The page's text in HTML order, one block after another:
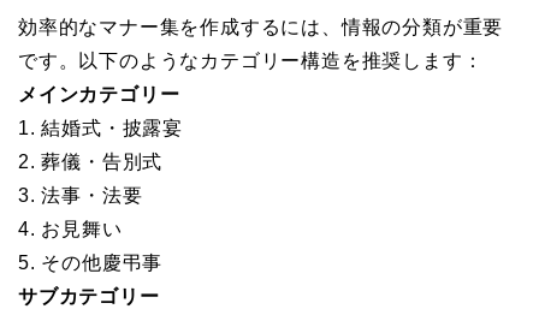
効率的なマナー集を作成するには、情報の分類が重要
です。以下のようなカテゴリー構造を推奨します：
メインカテゴリー
1. 結婚式・披露宴
2. 葬儀・告別式
3. 法事・法要
4. お見舞い
5. その他慶弔事
サブカテゴリー